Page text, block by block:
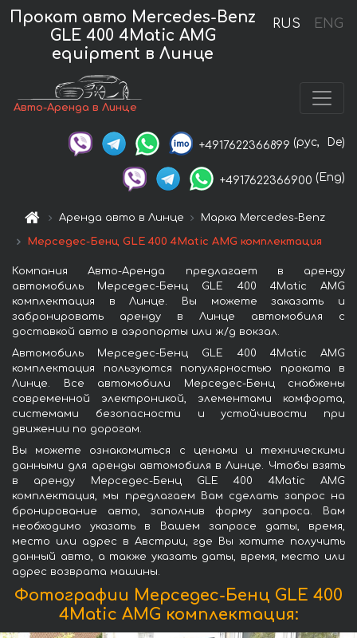
RUS ENG
Прокат авто Mercedes-Benz
GLE 400 4Matic AMG
equipment в Линце
Авто-Аренда в Линце
+4917622366899 (рус, De)
+4917622366900 (Eng)
Аренда авто в Линце Марка Mercedes-Benz
Мерседес-Бенц GLE 400 4Matic AMG комплектация
Компания Авто-Аренда предлагает в аренду
автомобиль Мерседес-Бенц GLE 400 4Matic AMG
комплектация в Линце. Вы можете заказать и
забронировать аренду в Линце автомобиля с
доставкой авто в аэропорты или ж/д вокзал.
Автомобиль Мерседес-Бенц GLE 400 4Matic AMG
комплектация пользуются популярностью проката в
Линце. Все автомобили Мерседес-Бенц снабжены
современной электроникой, элементами комфорта,
системами безопасности и устойчивости при
движении по дорогам.
Вы можете ознакомиться с ценами и техническими
данными для аренды автомобиля в Линце. Чтобы взять
в аренду Мерседес-Бенц GLE 400 4Matic AMG
комплектация, мы предлагаем Вам сделать запрос на
бронирование авто, заполнив форму запроса. Вам
необходимо указать в Вашем запросе даты, время,
место или адрес в Австрии, где Вы хотите получить
данный авто, а также указать даты, время, место или
адрес возврата машины.
Фотографии Мерседес-Бенц GLE 400
4Matic AMG комплектация: